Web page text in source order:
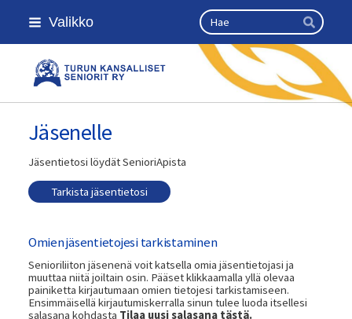
Siirry
sivun
Valikko Haku
Hae
Turun kansalliset seniorit ry
Jäsenelle
Jäsentietosi löydät SenioriApista
Tarkista jäsentietosi
Omien jäsentietojesi tarkistaminen
Senioriliiton jäsenenä voit katsella omia jäsentietojasi ja
muuttaa niitä joiltain osin. Pääset klikkaamalla yllä olevaa
painiketta kirjautumaan omien tietojesi tarkistamiseen.
Ensimmäisellä kirjautumiskerralla sinun tulee luoda itsellesi
salasana kohdasta Tilaa uusi salasana tästä.